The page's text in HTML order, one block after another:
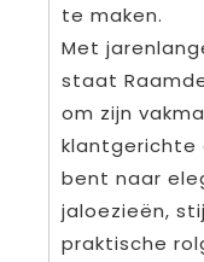
te maken.
Met
staat
om zijn
klantgerichte
bent naar
jaloezieën,
praktische